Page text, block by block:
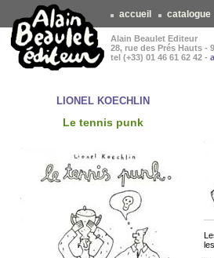
accueil catalogue
Alain Beaulet Editeur
28, rue des Prés Hauts -
tel (+33) 01 46 61 62 42 -
LIONEL KOECHLIN
Le tennis punk